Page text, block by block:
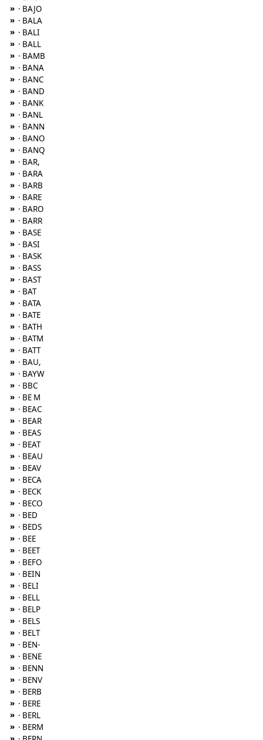
» · BAJO
» · BALA
» · BALI
» · BALL
» · BAMB
» · BANA
» · BANC
» · BAND
» · BANK
» · BANL
» · BANN
» · BANO
» · BANQ
» · BAR,
» · BARA
» · BARB
» · BARE
» · BARO
» · BARR
» · BASE
» · BASI
» · BASK
» · BASS
» · BAST
» · BAT
» · BATA
» · BATE
» · BATH
» · BATM
» · BATT
» · BAU,
» · BAYW
» · BBC
» · BE M
» · BEAC
» · BEAR
» · BEAS
» · BEAT
» · BEAU
» · BEAV
» · BECA
» · BECK
» · BECO
» · BED
» · BEDS
» · BEE
» · BEET
» · BEFO
» · BEIN
» · BELI
» · BELL
» · BELP
» · BELS
» · BELT
» · BEN-
» · BENE
» · BENN
» · BENV
» · BERB
» · BERE
» · BERL
» · BERM